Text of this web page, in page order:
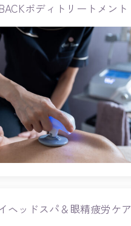
ボディトリートメント
ヘッドスパ＆眼精疲労ケア